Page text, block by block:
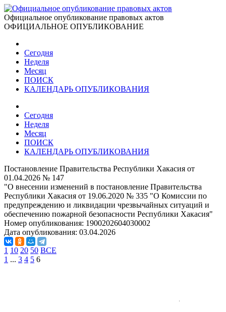
Официальное опубликование правовых актов
ОФИЦИАЛЬНОЕ ОПУБЛИКОВАНИЕ
Сегодня
Неделя
Месяц
ПОИСК
КАЛЕНДАРЬ ОПУБЛИКОВАНИЯ
Сегодня
Неделя
Месяц
ПОИСК
КАЛЕНДАРЬ ОПУБЛИКОВАНИЯ
Постановление Правительства Республики Хакасия от
01.04.2026 № 147
"О внесении изменений в постановление Правительства
Республики Хакасия от 19.06.2020 № 335 "О Комиссии по
предупреждению и ликвидации чрезвычайных ситуаций и
обеспечению пожарной безопасности Республики Хакасия"
Номер опубликования: 1900202604030002
Дата опубликования: 03.04.2026
1 10 20 50 ВСЕ
1 ... 3 4 5 6